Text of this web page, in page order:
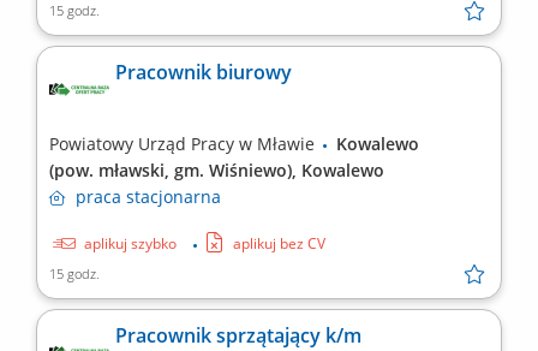
15 godz.
Pracownik biurowy
Powiatowy Urząd Pracy w Mławie
Kowalewo
(pow. mławski, gm. Wiśniewo), Kowalewo
praca stacjonarna
aplikuj szybko aplikuj bez CV
15 godz.
Pracownik sprzątający k/m